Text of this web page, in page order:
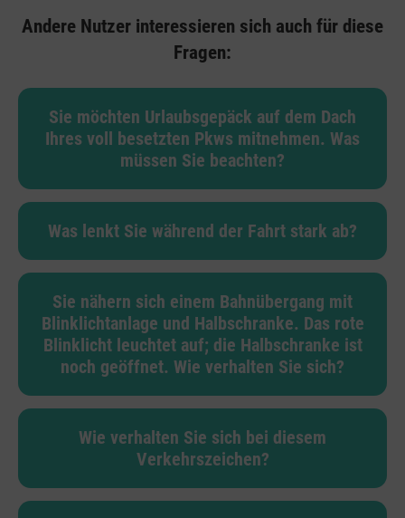
Andere Nutzer interessieren sich auch für diese
Fragen:
Sie möchten Urlaubsgepäck auf dem Dach
Ihres voll besetzten Pkws mitnehmen. Was
müssen Sie beachten?
Was lenkt Sie während der Fahrt stark ab?
Sie nähern sich einem Bahnübergang mit
Blinklichtanlage und Halbschranke. Das rote
Blinklicht leuchtet auf; die Halbschranke ist
noch geöffnet. Wie verhalten Sie sich?
Wie verhalten Sie sich bei diesem
Verkehrszeichen?